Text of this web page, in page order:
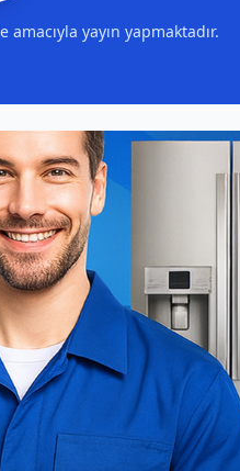
yayın yapmaktadır.